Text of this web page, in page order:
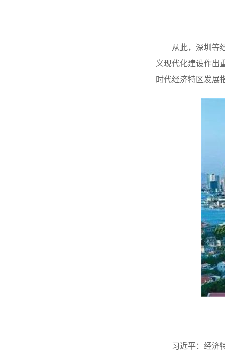
从此，深圳等
义现代化建设作出
时代经济特区发展
习近平：经济